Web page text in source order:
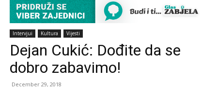
Intervjui Kultura Vijesti
Dejan Cukić: Dođite da se
dobro zabavimo!
December 29, 2018